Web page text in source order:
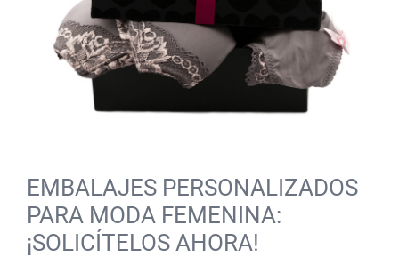
EMBALAJES PERSONALIZADOS
PARA MODA FEMENINA:
¡SOLICÍTELOS AHORA!